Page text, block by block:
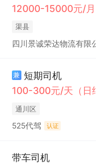
12000-15000元/月
渠县
四川景诚荣达物流有限
兼 短期司机
100-300元/天（日
通川区
525代驾 认证
带车司机